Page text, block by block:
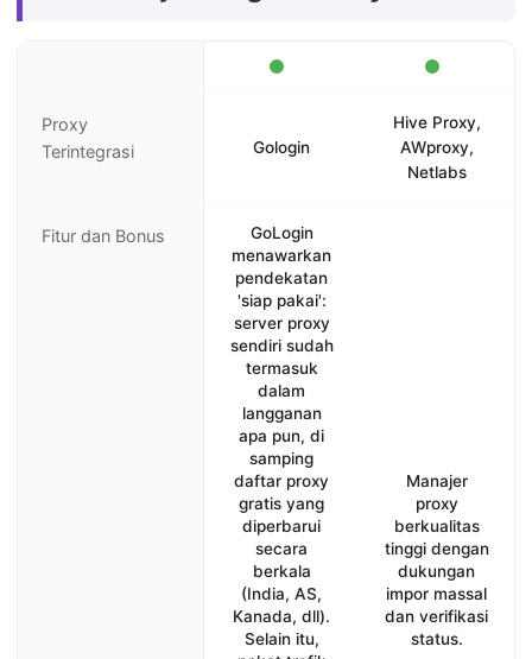
Proxy
Terintegrasi
Gologin
Hive Proxy,
AWproxy,
Netlabs
Fitur dan Bonus
GoLogin
menawarkan
pendekatan
'siap pakai':
server proxy
sendiri sudah
termasuk
dalam
langganan
apa pun, di
samping
daftar proxy
gratis yang
diperbarui
secara
berkala
(India, AS,
Kanada, dll).
Selain itu,
Manajer
proxy
berkualitas
tinggi dengan
dukungan
impor massal
dan verifikasi
status.